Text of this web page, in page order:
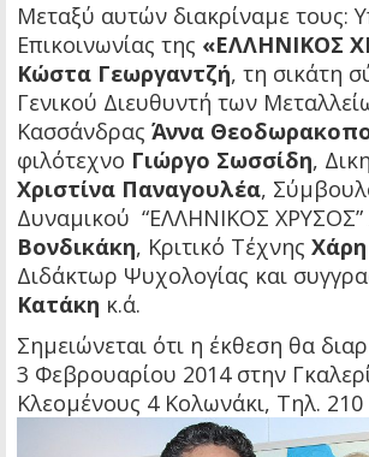
Μεταξύ αυτών διακρίναμε τους:
Επικοινωνίας της «ΕΛΛΗΝΙΚΟΣ
Κώστα Γεωργαντζή, τη σικάτη
Γενικού Διευθυντή των
Κασσάνδρας Άννα
φιλότεχνο Γιώργο Σωσσίδη,
Χριστίνα Παναγουλέα,
Δυναμικού “ΕΛΛΗΝΙΚΟΣ ΧΡΥΣΟΣ”
Βονδικάκη, Κριτικό Τέχνης
Διδάκτωρ Ψυχολογίας και
Κατάκη κ.ά.
Σημειώνεται ότι η έκθεση θα
3 Φεβρουαρίου 2014 στην
Κλεομένους 4 Κολωνάκι, Τηλ. 210